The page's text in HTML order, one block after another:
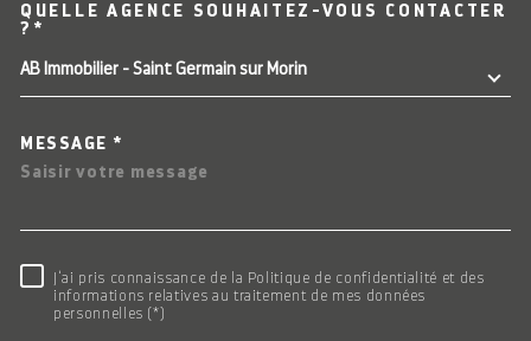
QUELLE AGENCE SOUHAITEZ-VOUS CONTACTER
?*
AB Immobilier - Saint Germain sur Morin
MESSAGE *
RÈGLEMENTATION
J'ai pris connaissance de la Politique de confidentialité et des
informations relatives au traitement de mes données
personnelles (*)